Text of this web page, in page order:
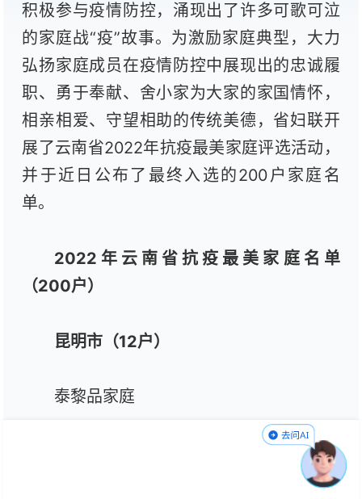
积极参与疫情防控，涌现出了许多可歌可泣
的家庭战“疫”故事。为激励家庭典型，大力
弘扬家庭成员在疫情防控中展现出的忠诚履
职、勇于奉献、舍小家为大家的家国情怀，
相亲相爱、守望相助的传统美德，省妇联开
展了云南省2022年抗疫最美家庭评选活动，
并于近日公布了最终入选的200户家庭名
单。
2022年云南省抗疫最美家庭名单
（200户）
昆明市（12户）
泰黎品家庭